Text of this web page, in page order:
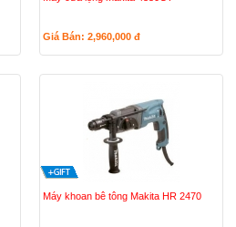
Giá Bán: 2,960,000 đ
Máy khoan bê tông Makita HR 2470